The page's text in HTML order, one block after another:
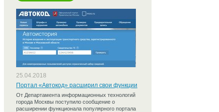
25.04.2018
Портал «Автокод» расширил свои функции
От Департамента информационных технологий
города Москвы поступило сообщение о
расширении функционала популярного портала